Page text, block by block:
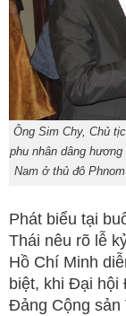
Ông Sim Chy, Chủ
phu nhân dâng
Nam ở thủ đô
Phát biểu tại
Thái nêu rõ lễ
Hồ Chí Minh
biệt, khi Đại hội
Đảng Cộng sản